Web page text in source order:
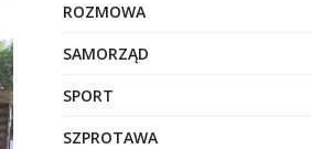
ROZMOWA
SAMORZĄD
SPORT
SZPROTAWA